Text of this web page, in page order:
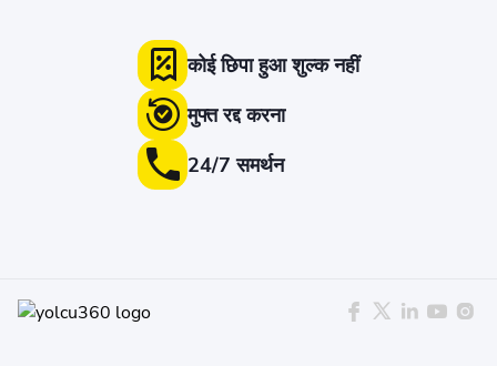
कोई छिपा हुआ शुल्क नहीं
मुफ्त रद्द करना
24/7 समर्थन